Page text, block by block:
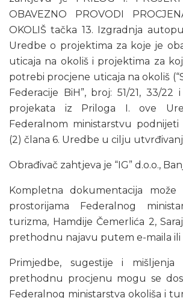
OBAVEZNO PROVODI
OKOLIŠ tačka 13. Izgradnja
Uredbe o projektima za koje je
uticaja na okoliš i projektima za
potrebi procjene uticaja na okoliš
Federacije BiH”, broj: 51/21, 33/22
projekata iz Priloga I. ove
Federalnom ministarstvu
(2) člana 6. Uredbe u cilju
Obrađivač zahtjeva je “IG” d.o.o.,
Kompletna dokumentacija
prostorijama Federalnog
turizma, Hamdije Čemerlića 2,
prethodnu najavu putem e-maila ili
Primjedbe, sugestije i
prethodnu procjenu mogu se
Federalnog ministarstva okoliša i